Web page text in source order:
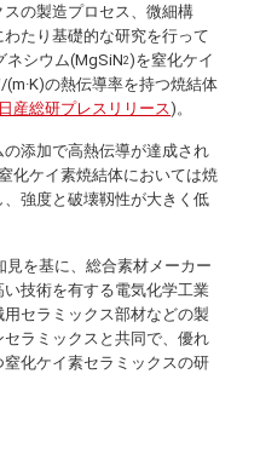
の製造プロセス、微細構
たり基礎的な研究を行って
ネシウム(MgSiN2)を窒化ケイ
の熱伝導率を持つ焼結体
産総研プレスリリース)。
添加で高熱伝導が達成され
化ケイ素焼結体においては焼
強度と破壊靱性が大きく低
を基に、総合素材メーカー
技術を有する電気化学工業
セラミックス部材などの製
ラミックスと共同で、優れ
化ケイ素セラミックスの研